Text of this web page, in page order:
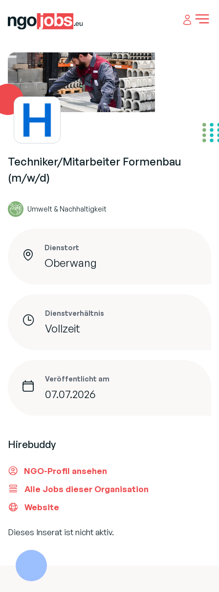
Open
Techniker/Mitarbeiter Formenbau
(m/w/d)
Umwelt & Nachhaltigkeit
Dienstort
Oberwang
Dienstverhältnis
Vollzeit
Veröffentlicht am
07.07.2026
Hirebuddy
NGO-Profil ansehen
Alle Jobs dieser Organisation
Website
Dieses Inserat ist nicht aktiv.